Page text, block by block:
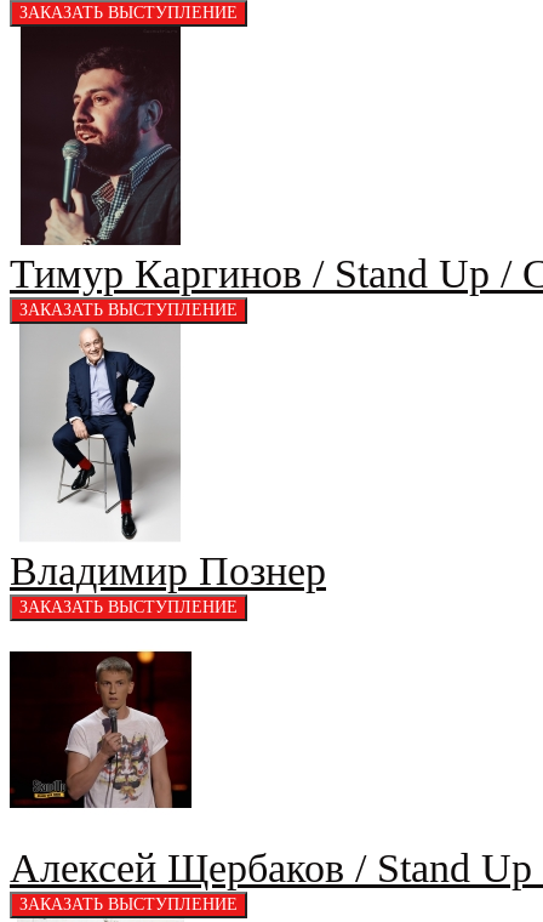
Тимур Каргинов / Stand Up /
Владимир Познер
Алексей Щербаков / Stand